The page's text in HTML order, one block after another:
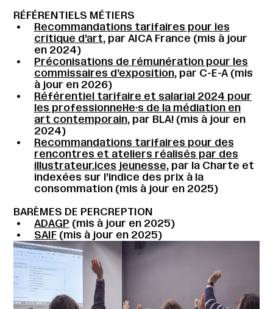
RÉFÉRENTIELS MÉTIERS
Recommandations tarifaires pour les
critique d’art, par AICA France (mis à jour
en 2024)
Préconisations de rémunération pour les
commissaires d’exposition, par C-E-A (mis
à jour en 2026)
Référentiel tarifaire et salarial 2024 pour
les professionnel·le·s de la médiation en
art contemporain, par BLA! (mis à jour en
2024)
Recommandations tarifaires pour des
rencontres et ateliers réalisés par des
illustrateur.ices jeunesse, par la Charte et
indexées sur l’indice des prix à la
consommation (mis à jour en 2025)
BARÈMES DE PERCREPTION
ADAGP (mis à jour en 2025)
SAIF(mis à jour en 2025)